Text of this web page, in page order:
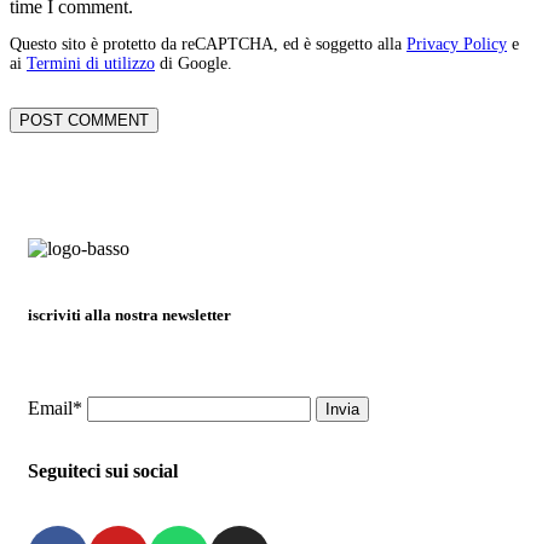
time I comment.
Questo sito è protetto da reCAPTCHA, ed è soggetto alla Privacy Policy e
ai Termini di utilizzo di Google.
iscriviti alla nostra newsletter
Email*
Seguiteci sui social